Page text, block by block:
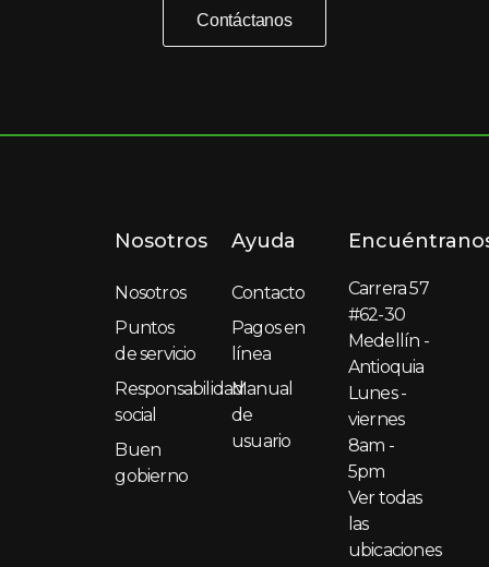
Contáctanos
Nosotros
Nosotros
Puntos
de servicio
Responsabilidad
social
Buen
gobierno
Ayuda
Contacto
Pagos en
línea
Manual
de
usuario
Carrera 57
#62-30
Medellín -
Antioquia
Lunes -
viernes
8am -
5pm
Ver todas
las
ubicaciones